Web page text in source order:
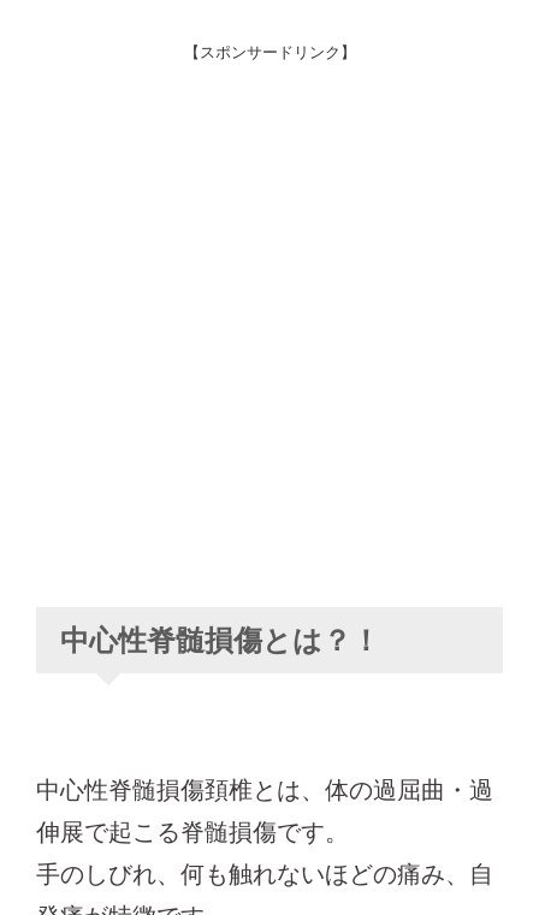
【スポンサードリンク】
中心性脊髄損傷とは？！
中心性脊髄損傷頚椎とは、体の過屈曲・過
伸展で起こる脊髄損傷です。
手のしびれ、何も触れないほどの痛み、自